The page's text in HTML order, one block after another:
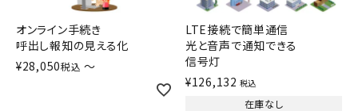
オンライン手続き
呼出し報知の見える化
¥28,050税込 〜
LTE接続で簡単通信
光と音声で通知できる
信号灯
¥126,132 税込
在庫なし